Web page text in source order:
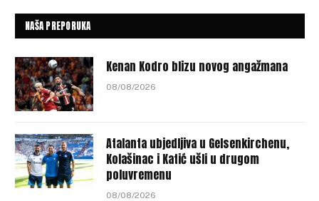
NAŠA PREPORUKA
Kenan Kodro blizu novog angažmana
08/08/2026
Atalanta ubjedljiva u Gelsenkirchenu,
Kolašinac i Katić ušli u drugom
poluvremenu
08/08/2026